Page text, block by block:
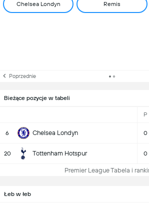
Chelsea Londyn Remis
Poprzednie
Bieżące pozycje w tabeli
P
6 Chelsea Londyn 0
20 Tottenham Hotspur 0
Premier League Tabela i
Łeb w łeb